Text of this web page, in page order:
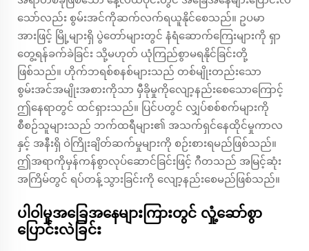
သော်လည်း စွမ်းအင်ကိုဆက်လက်ရယူနိုင်စေသည်။ ဥပမာ
အားဖြင့် မြို့များရှိ ပွဲတော်များတွင် နံရံဆောက်ကြေးများကို ရှာ
တွေ့ရန်ခက်ခဲခြင်း သို့မဟုတ် ယုံကြည်စွာမရနိုင်ခြင်းတို့
ဖြစ်သည်။ ဟိုက်ဘရစ်စနစ်များသည် တစ်မျိုးတည်းသော
စွမ်းအင်အမျိုးအစားကိုသာ မှီခိုမှုကိုလျော့နည်းစေသောကြောင့်
ဤနေရာတွင် ထင်ရှားသည်။ ပြင်ပတွင် လျှပ်စစ်စက်များကို
စီစဉ်သူများသည် ဘက်ထရီများ၏ အသက်ရှင်နေထိုင်မှုကာလ
နှင့် အနီးရှိ ဝဲကြိုးချိတ်ဆက်မှုများကို စဉ်းစားရမည်ဖြစ်သည်။
ဤအရာကိုမှန်ကန်စွာလုပ်ဆောင်ခြင်းဖြင့် ဂီတသည် အမြင့်ဆုံး
အကြိမ်တွင် ရပ်တန့်သွားခြင်းကို လျော့နည်းစေမည်ဖြစ်သည်။
ပါဝါမှုအခြေအနေများကြားတွင် လှုံ့ဆော်စွာ
ပြောင်းလဲခြင်း